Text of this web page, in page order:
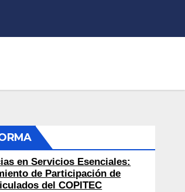
en Servicios Esenciales:
de Participación de
del COPITEC